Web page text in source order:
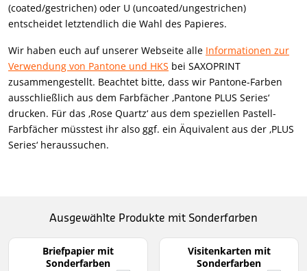
(coated/gestrichen) oder U (uncoated/ungestrichen)
entscheidet letztendlich die Wahl des Papieres.
Wir haben euch auf unserer Webseite alle Informationen zur
Verwendung von Pantone und HKS bei SAXOPRINT
zusammengestellt. Beachtet bitte, dass wir Pantone-Farben
ausschließlich aus dem Farbfächer ‚Pantone PLUS Series‘
drucken. Für das ‚Rose Quartz‘ aus dem speziellen Pastell-
Farbfächer müsstest ihr also ggf. ein Äquivalent aus der ‚PLUS
Series‘ heraussuchen.
Ausgewählte Produkte mit Sonderfarben
Briefpapier mit
Sonderfarben
Visitenkarten mit
Sonderfarben